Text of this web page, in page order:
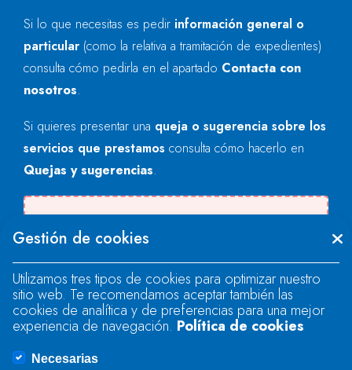
Si lo que necesitas es pedir información general o
particular (como la relativa a tramitación de expedientes)
consulta cómo pedirla en el apartado Contacta con
nosotros.
Si quieres presentar una queja o sugerencia sobre los
servicios que prestamos consulta cómo hacerlo en
Quejas y sugerencias.
"text".
Se produjo un error al cargar el campo
"text".
Gestión de cookies
Utilizamos tres tipos de cookies para optimizar nuestro
sitio web. Te recomendamos aceptar también las
cookies de analítica y de preferencias para una mejor
experiencia de navegación. Política de cookies
Necesarias